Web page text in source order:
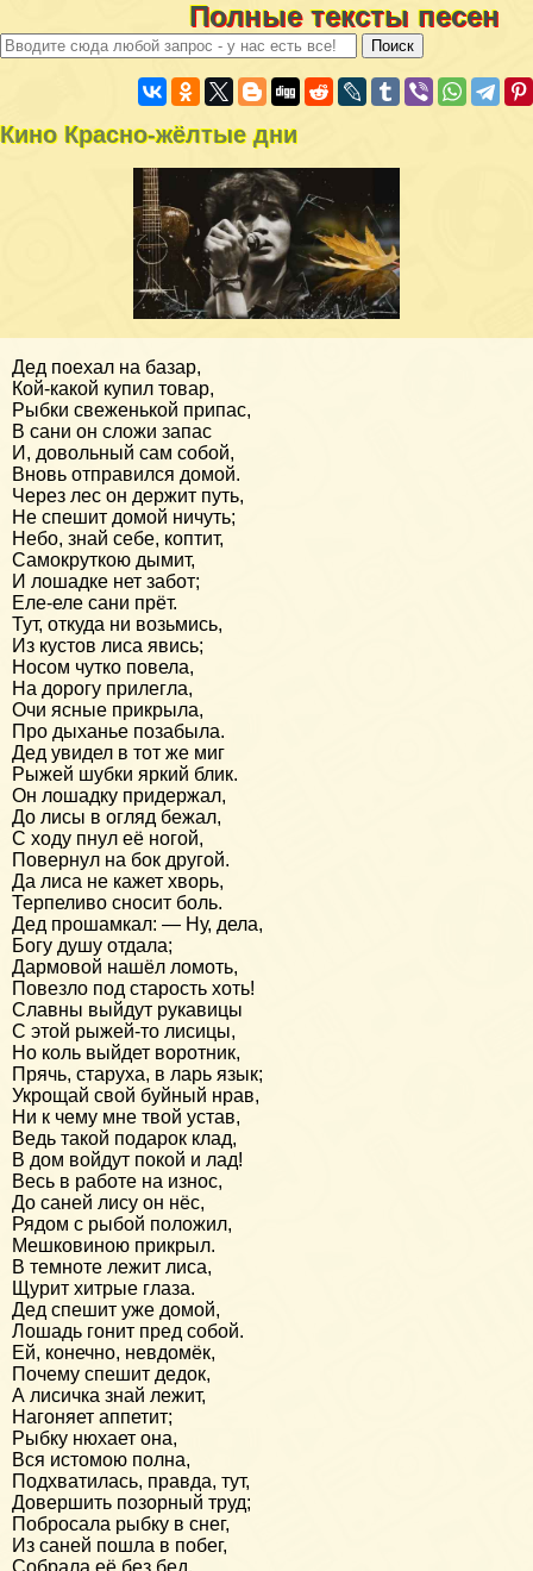
Полные тексты песен
Кино Красно-жёлтые дни
Дед поехал на базар,
Кой-какой купил товар,
Рыбки свеженькой припас,
В сани он сложи запас
И, довольный сам собой,
Вновь отправился домой.
Через лес он держит путь,
Не спешит домой ничуть;
Небо, знай себе, коптит,
Самокруткою дымит,
И лошадке нет забот;
Еле-еле сани прёт.
Тут, откуда ни возьмись,
Из кустов лиса явись;
Носом чутко повела,
На дорогу прилегла,
Очи ясные прикрыла,
Про дыханье позабыла.
Дед увидел в тот же миг
Рыжей шубки яркий блик.
Он лошадку придержал,
До лисы в огляд бежал,
С ходу пнул её ногой,
Повернул на бок другой.
Да лиса не кажет хворь,
Терпеливо сносит боль.
Дед прошамкал: — Ну, дела,
Богу душу отдала;
Дармовой нашёл ломоть,
Повезло под старость хоть!
Славны выйдут рукавицы
С этой рыжей-то лисицы,
Но коль выйдет воротник,
Прячь, старуха, в ларь язык;
Укрощай свой буйный нрав,
Ни к чему мне твой устав,
Ведь такой подарок клад,
В дом войдут покой и лад!
Весь в работе на износ,
До саней лису он нёс,
Рядом с рыбой положил,
Мешковиною прикрыл.
В темноте лежит лиса,
Щурит хитрые глаза.
Дед спешит уже домой,
Лошадь гонит пред собой.
Ей, конечно, невдомёк,
Почему спешит дедок,
А лисичка знай лежит,
Нагоняет аппетит;
Рыбку нюхает она,
Вся истомою полна,
Подхватилась, правда, тут,
Довершить позорный труд;
Побросала рыбку в снег,
Из саней пошла в побег,
Собрала её без бед,